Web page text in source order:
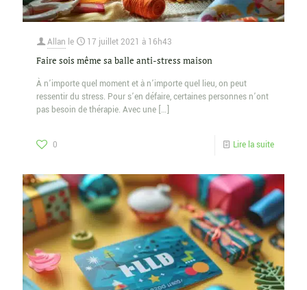
Allan le 17 juillet 2021 à 16h43
Faire sois même sa balle anti-stress maison
À n’importe quel moment et à n’importe quel lieu, on peut
ressentir du stress. Pour s’en défaire, certaines personnes n’ont
pas besoin de thérapie. Avec une […]
0 Lire la suite